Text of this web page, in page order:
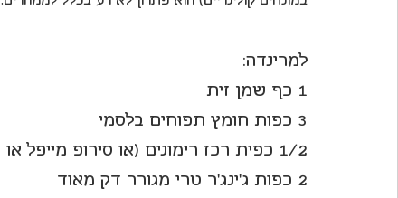
למרינדה:
1 כף שמן זית
3 כפות חומץ תפוחים בלסמי
1/2 כפית רכז רימונים (או סירופ מייפל או דבש)
2 כפות ג'ינג'ר טרי מגורר דק מאוד